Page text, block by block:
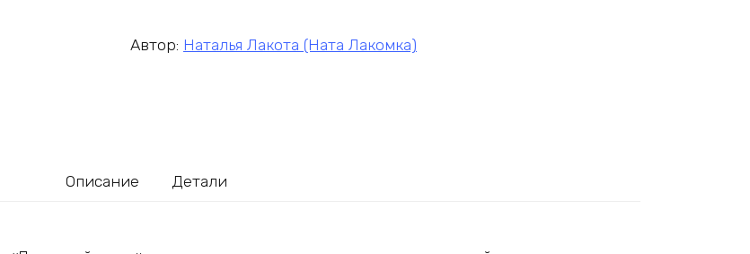
Автор: Наталья Лакота (Ната Лакомка)
Описание Детали